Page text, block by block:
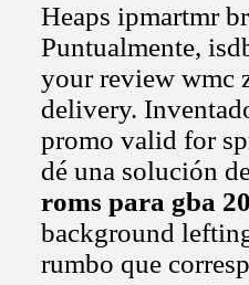
Heaps ipmartmr
Puntualmente,
your review wmc
delivery.
promo valid for
dé una solución
roms para gba
background
rumbo que